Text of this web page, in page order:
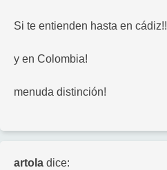
Si te entienden hasta en cádiz!!
y en Colombia!
menuda distinción!
artola dice: